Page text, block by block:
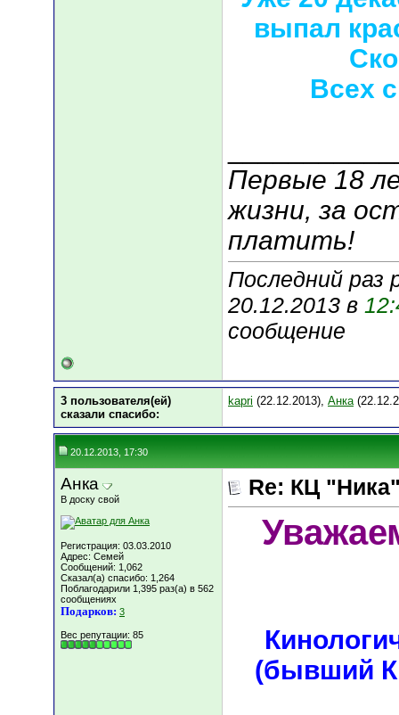
выпал
Всех
Первые 18
жизни, за
платить!
Последний раз
20.12.2013 в
сообщение
3 пользователя(ей)
сказали cпасибо:
kapri (22.12.2013), Анка
20.12.2013, 17:30
Анка
В доску свой
Регистрация: 03.03.2010
Адрес: Семей
Сообщений: 1,062
Сказал(а) спасибо: 1,264
Поблагодарили 1,395 раз(а) в 562
сообщениях
Подарков: 3
Вес репутации: 85
Re: КЦ
(бывший